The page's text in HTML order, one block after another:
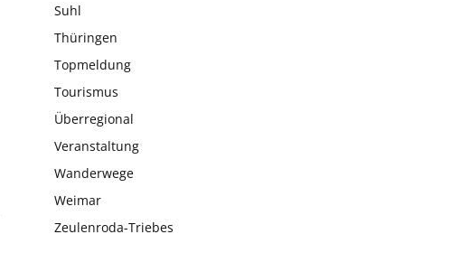
Suhl
Thüringen
Topmeldung
Tourismus
Überregional
Veranstaltung
Wanderwege
Weimar
Zeulenroda-Triebes